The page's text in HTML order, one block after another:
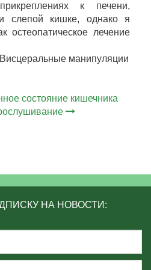
к печени,
слепой кишке, однако я
остеопатическое лечение
манипуляции
состояние кишечника
НА НОВОСТИ: